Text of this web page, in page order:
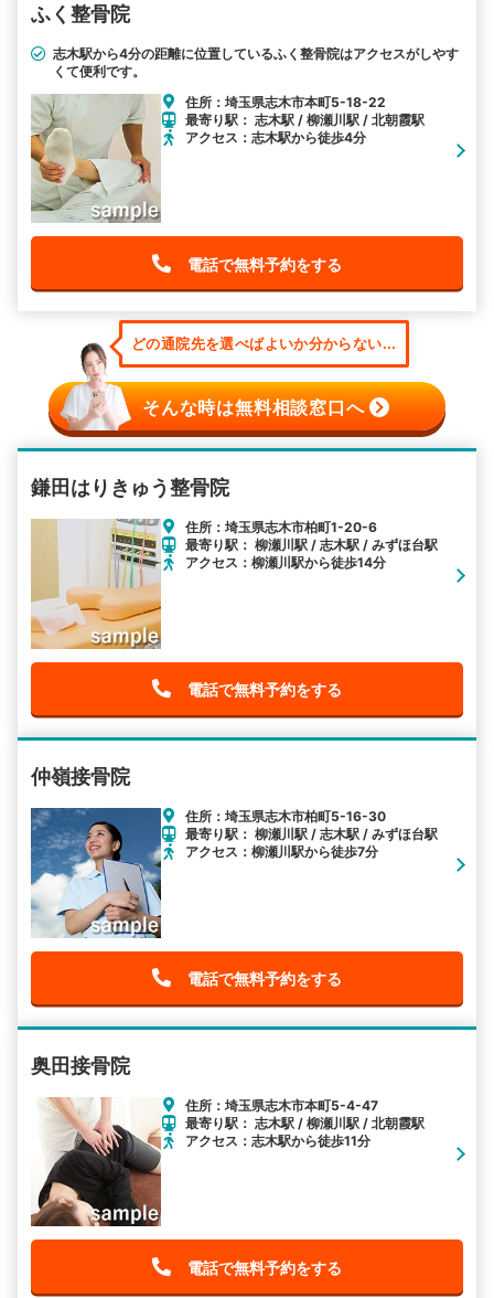
ふく整骨院
志木駅から4分の距離に位置しているふく整骨院はアクセスがしやす
くて便利です。
住所：埼玉県志木市本町5-18-22
最寄り駅： 志木駅 / 柳瀬川駅 / 北朝霞駅
アクセス：志木駅から徒歩4分
電話で無料予約をする
どの通院先を選べばよいか分からない...
そんな時は無料相談窓口へ
鎌田はりきゅう整骨院
住所：埼玉県志木市柏町1-20-6
最寄り駅： 柳瀬川駅 / 志木駅 / みずほ台駅
アクセス：柳瀬川駅から徒歩14分
電話で無料予約をする
仲嶺接骨院
住所：埼玉県志木市柏町5-16-30
最寄り駅： 柳瀬川駅 / 志木駅 / みずほ台駅
アクセス：柳瀬川駅から徒歩7分
電話で無料予約をする
奥田接骨院
住所：埼玉県志木市本町5-4-47
最寄り駅： 志木駅 / 柳瀬川駅 / 北朝霞駅
アクセス：志木駅から徒歩11分
電話で無料予約をする